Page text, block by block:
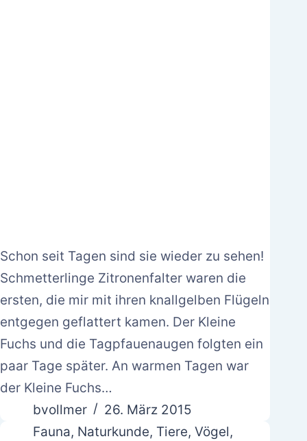
Schon seit Tagen sind sie wieder zu sehen!
Schmetterlinge Zitronenfalter waren die
ersten, die mir mit ihren knallgelben Flügeln
entgegen geflattert kamen. Der Kleine
Fuchs und die Tagpfauenaugen folgten ein
paar Tage später. An warmen Tagen war
der Kleine Fuchs…
bvollmer
26. März 2015
Fauna, Naturkunde, Tiere, Vögel,